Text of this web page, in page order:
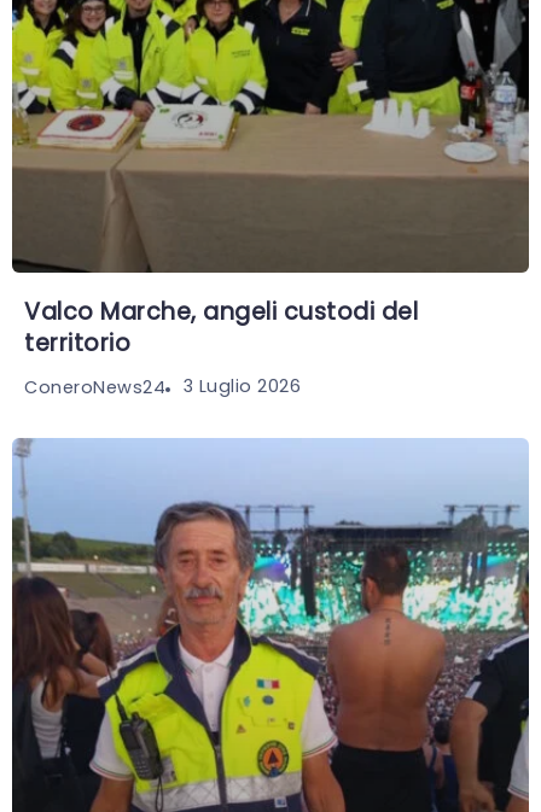
Valco Marche, angeli custodi del
territorio
ConeroNews24 3 Luglio 2026